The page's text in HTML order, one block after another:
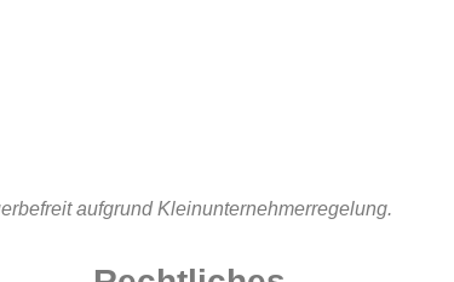
aufgrund Kleinunternehmerregelung.